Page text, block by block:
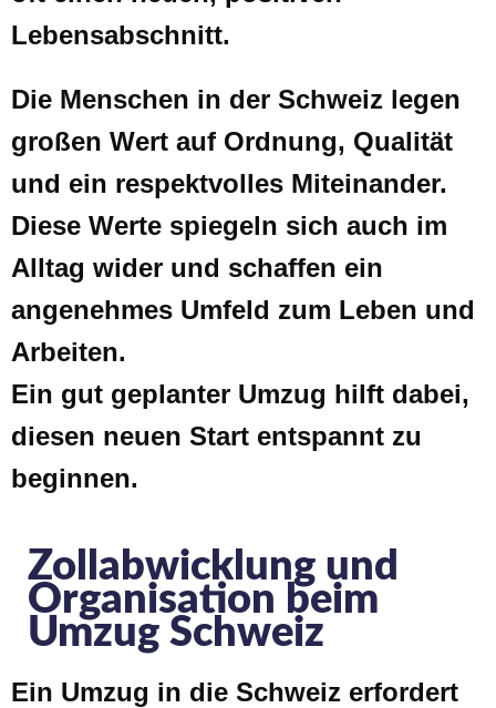
Lebensabschnitt.
Die Menschen in der Schweiz legen
großen Wert auf Ordnung, Qualität
und ein respektvolles Miteinander.
Diese Werte spiegeln sich auch im
Alltag wider und schaffen ein
angenehmes Umfeld zum Leben und
Arbeiten.
Ein gut geplanter Umzug hilft dabei,
diesen neuen Start entspannt zu
beginnen.
Zollabwicklung und
Organisation beim
Umzug Schweiz
Ein Umzug in die Schweiz erfordert